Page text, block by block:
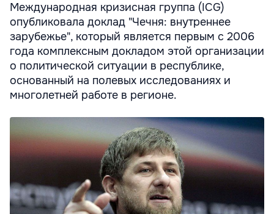
Международная кризисная группа (ICG)
опубликовала доклад "Чечня: внутреннее
зарубежье", который является первым с 2006
года комплексным докладом этой организации
о политической ситуации в республике,
основанный на полевых исследованиях и
многолетней работе в регионе.